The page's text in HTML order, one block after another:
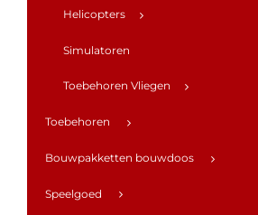
Helicopters
Simulatoren
Toebehoren Vliegen
Toebehoren
Bouwpakketten bouwdoos
Speelgoed